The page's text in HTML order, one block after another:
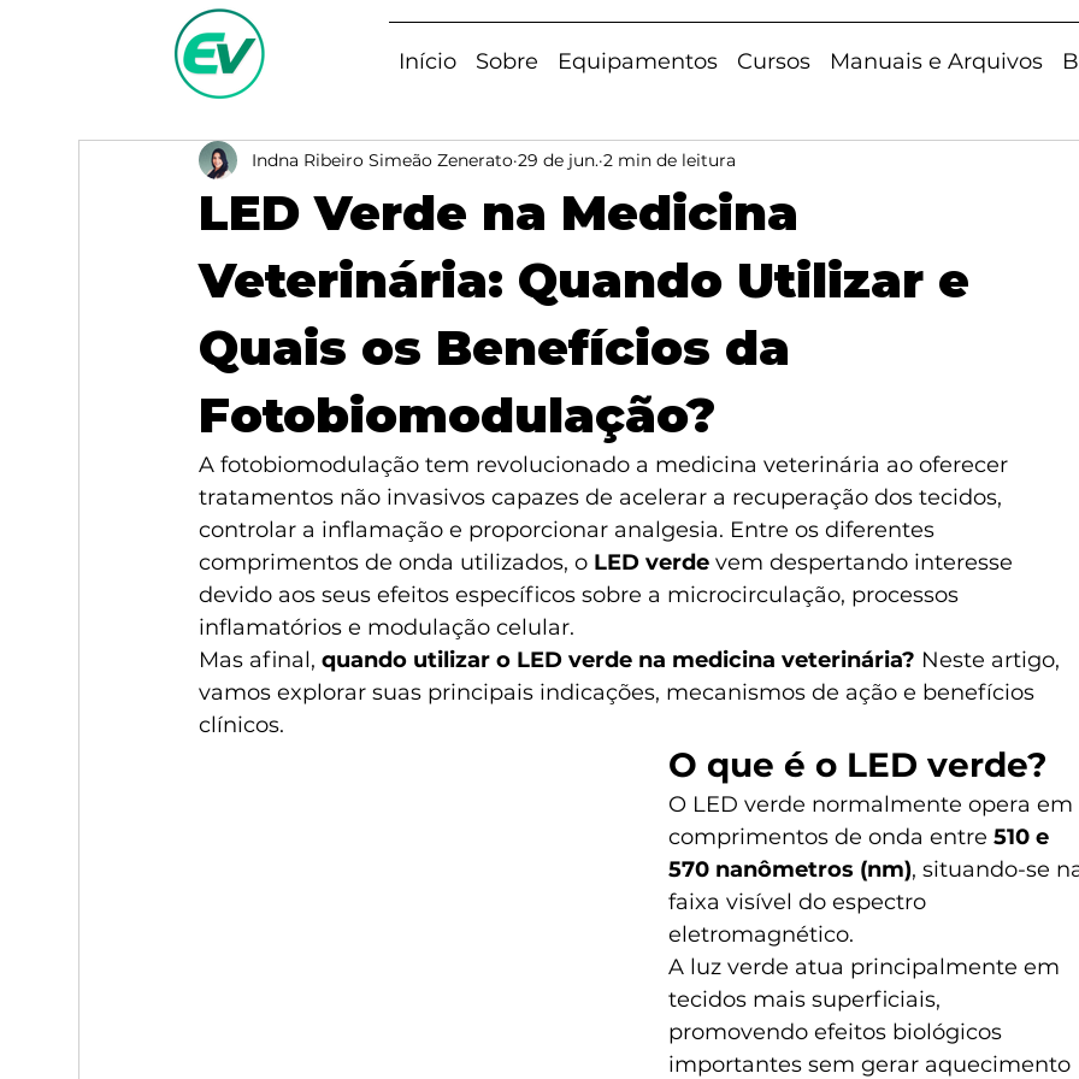
Início Sobre Equipamentos Cursos Manuais e Arquivos
LED Verde na Medicina
Veterinária: Quando Utilizar e
Quais os Benefícios da
Fotobiomodulação?
Indna Ribeiro Simeão Zenerato 29 de jun. 2 min de leitura
A fotobiomodulação tem revolucionado a medicina veterinária ao oferecer
tratamentos não invasivos capazes de acelerar a recuperação dos tecidos,
controlar a inflamação e proporcionar analgesia. Entre os diferentes
comprimentos de onda utilizados, o LED verde vem despertando interesse
devido aos seus efeitos específicos sobre a microcirculação, processos
inflamatórios e modulação celular.
Mas afinal, quando utilizar o LED verde na medicina veterinária? Neste artigo,
vamos explorar suas principais indicações, mecanismos de ação e benefícios
clínicos.
O que é o LED verde?
O LED verde normalmente opera em
comprimentos de onda entre 510 e
570 nanômetros (nm), situando-se
faixa visível do espectro
eletromagnético.
A luz verde atua principalmente em
tecidos mais superficiais,
promovendo efeitos biológicos
importantes sem gerar aquecimento